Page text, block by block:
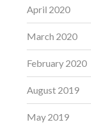
April 2020
March 2020
February 2020
August 2019
May 2019